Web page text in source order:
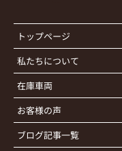
トップページ
私たちについて
在庫車両
お客様の声
ブログ記事一覧